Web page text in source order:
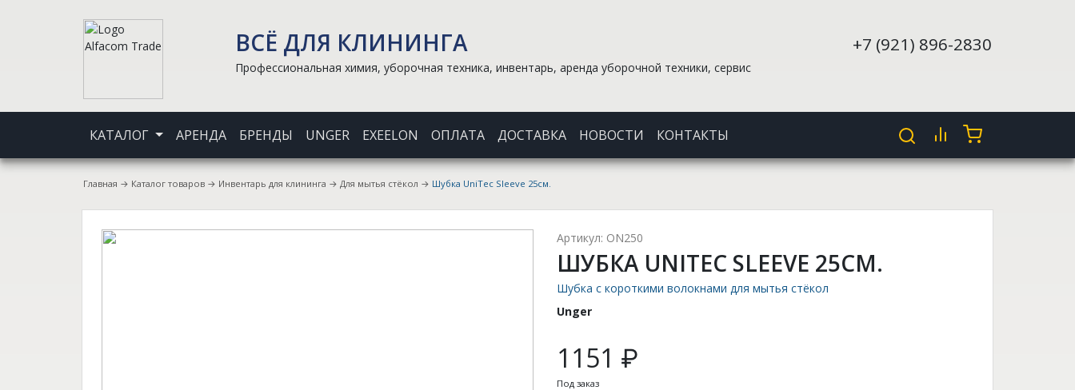
ВСЁ ДЛЯ КЛИНИНГА
Профессиональная химия, уборочная техника, инвентарь, аренда уборочной техники, сервис
+7 (921) 896-2830
КАТАЛОГ АРЕНДА БРЕНДЫ UNGER EXEELON ОПЛАТА ДОСТАВКА НОВОСТИ КОНТАКТЫ
Главная → Каталог товаров → Инвентарь для клининга → Для мытья стёкол → Шубка UniTec Sleeve 25см.
Артикул: ON250
ШУБКА UNITEC SLEEVE 25СМ.
Шубка с короткими волокнами для мытья стёкол
Unger
1151 ₽
Под заказ